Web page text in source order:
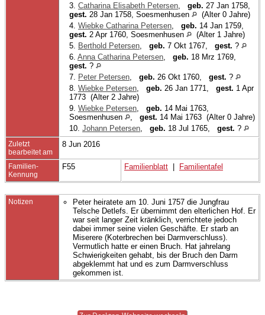
3. Catharina Elisabeth Petersen geb. 27 Jan 1758,
gest. 28 Jan 1758, Soesmenhusen
(Alter 0 Jahre)
4. Wiebke Catharina Petersen geb. 14 Jan 1759,
gest. 2 Apr 1760, Soesmenhusen
(Alter 1 Jahre)
5.
Berthold Petersen geb. 7 Okt 1767, gest. ?
6. Anna Catharina Petersen geb. 18 Mrz 1769,
gest. ?
7.
Peter Petersen geb. 26 Okt 1760, gest. ?
8. Wiebke Petersen geb. 26 Jan 1771, gest. 1 Apr
1773 (Alter 2 Jahre)
9. Wiebke Petersen geb. 14 Mai 1763,
Soesmenhusen
gest. 14 Mai 1763 (Alter 0 Jahre)
10. Johann Petersen geb. 18 Jul 1765, gest. ?
Zuletzt
bearbeitet am
8 Jun 2016
Familien-
Kennung
F55 Familienblatt Familientafel
Notizen
Peter heiratete am 10. Juni 1757 die Jungfrau
Telsche Detlefs. Er übernimmt den elterlichen Hof. Er
war seit langer Zeit kränklich, verrichtete jedoch
dabei immer seine vielen Geschäfte. Er starb an
Miserere (Koterbrechen bei Darmverschluss).
Vermutlich hatte er einen Bruch. Hat jahrelang
Schwierigkeiten gehabt, bis der Bruch den Darm
abgeklemmt hat und es zum Darmverschluss
gekommen ist.